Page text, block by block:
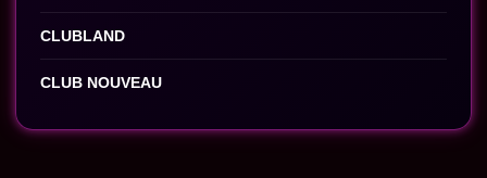
CLUBLAND
CLUB NOUVEAU